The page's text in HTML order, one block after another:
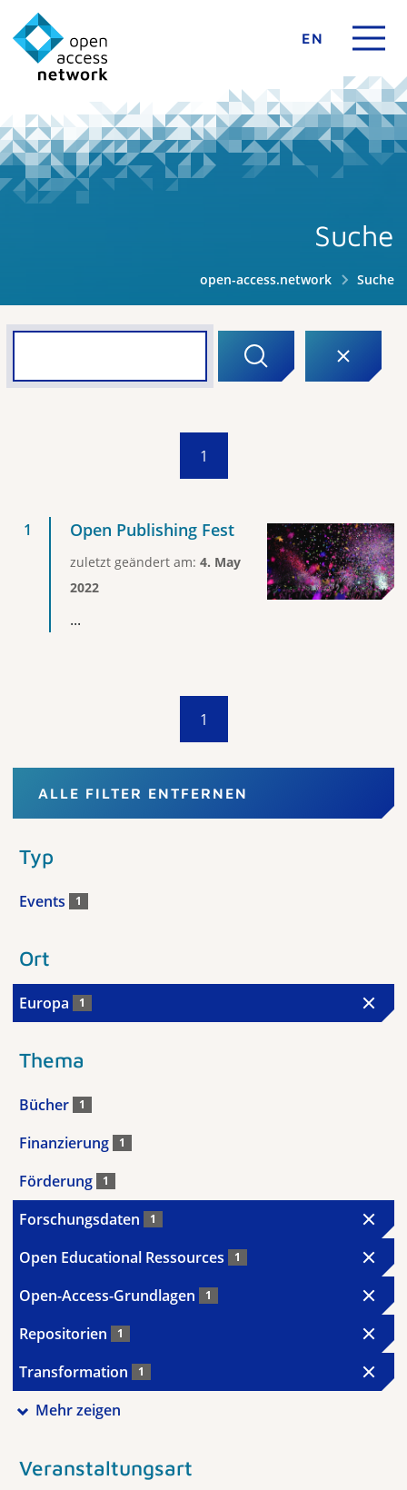
EN
Suche
open-access.network Suche
1
Open Publishing Fest
zuletzt geändert am: 4. May
2022
...
1
ALLE FILTER ENTFERNEN
Typ
Events 1
Ort
Europa 1
Thema
Bücher 1
Finanzierung 1
Förderung 1
Forschungsdaten 1
Open Educational Ressources 1
Open-Access-Grundlagen 1
Repositorien 1
Transformation 1
Mehr zeigen
Veranstaltungsart